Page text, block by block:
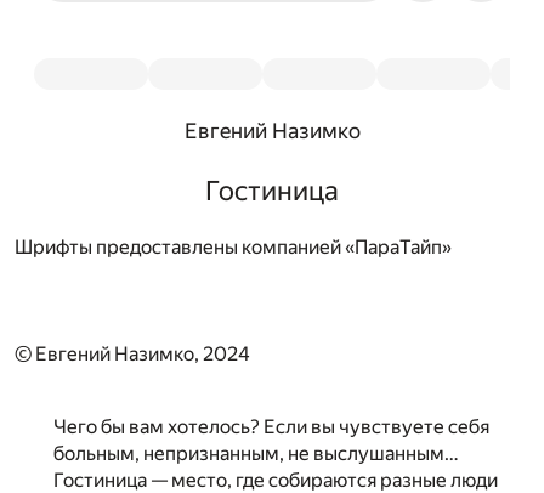
Евгений Назимко
Гостиница
Шрифты предоставлены компанией «ПараТайп»
© Евгений Назимко, 2024
Чего бы вам хотелось? Если вы чувствуете себя
больным, непризнанным, не выслушанным…
Гостиница — место, где собираются разные люди